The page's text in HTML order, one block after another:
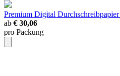
Premium Digital Durchschreibpapier
ab € 30,06
pro Packung